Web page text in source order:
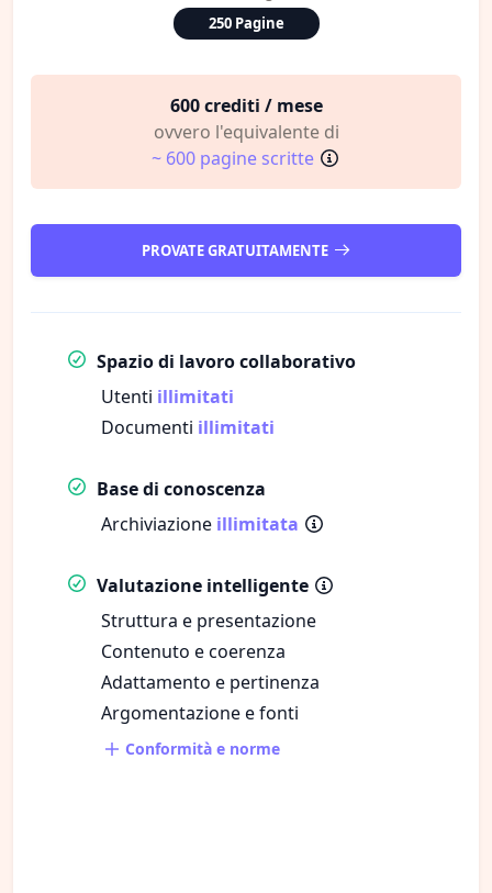
250 Pagine
600 crediti / mese
ovvero l'equivalente di
~ 600 pagine scritte
PROVATE GRATUITAMENTE
Spazio di lavoro collaborativo
Utenti illimitati
Documenti illimitati
Base di conoscenza
Archiviazione illimitata
Valutazione intelligente
Struttura e presentazione
Contenuto e coerenza
Adattamento e pertinenza
Argomentazione e fonti
Conformità e norme